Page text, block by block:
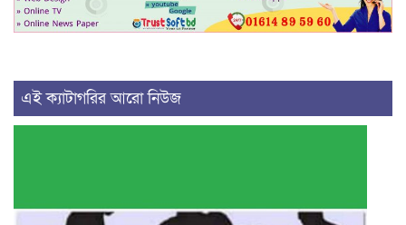
এই ক্যাটাগরির আরো নিউজ